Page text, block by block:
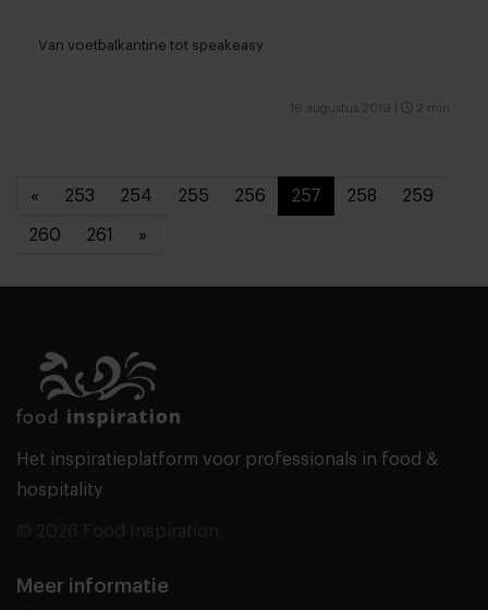
Van voetbalkantine tot speakeasy
16 augustus 2019 2 min
« 253 254 255 256 257 258 259
260 261 »
Het inspiratieplatform voor professionals in food &
hospitality
Meer informatie